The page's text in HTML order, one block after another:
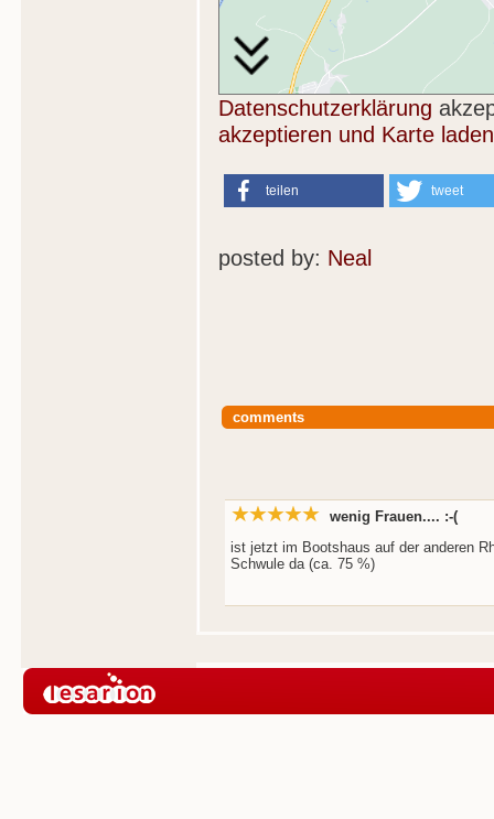
Datenschutzerklärung
akzeptieren und Karte laden
teilen tweet
posted by: Neal
comments
wenig Frauen.... :-(
ist jetzt im Bootshaus auf der anderen
Schwule da (ca. 75 %)